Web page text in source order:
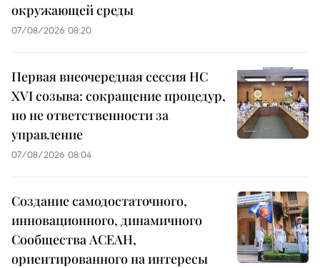
окружающей среды
07/08/2026 08:20
Первая внеочередная сессия НС
XVI созыва: сокращение процедур,
но не ответственности за
управление
07/08/2026 08:04
Создание самодостаточного,
инновационного, динамичного
Сообщества АСЕАН,
ориентированного на интересы